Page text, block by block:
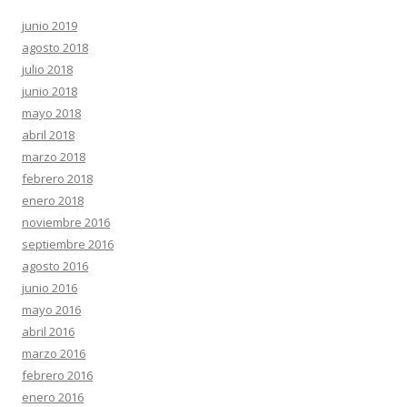
junio 2019
agosto 2018
julio 2018
junio 2018
mayo 2018
abril 2018
marzo 2018
febrero 2018
enero 2018
noviembre 2016
septiembre 2016
agosto 2016
junio 2016
mayo 2016
abril 2016
marzo 2016
febrero 2016
enero 2016